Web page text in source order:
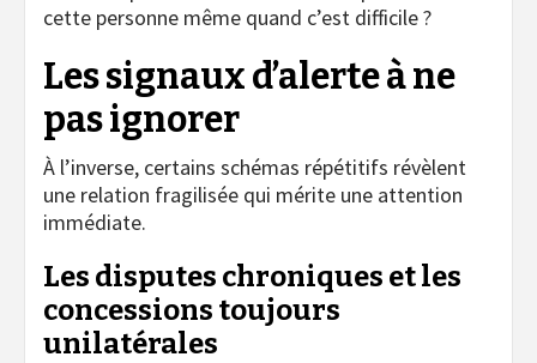
cette personne même quand c’est difficile ?
Les signaux d’alerte à ne
pas ignorer
À l’inverse, certains schémas répétitifs révèlent
une relation fragilisée qui mérite une attention
immédiate.
Les disputes chroniques et les
concessions toujours
unilatérales